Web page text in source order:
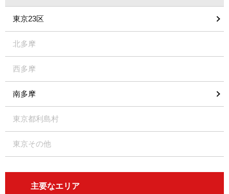
東京23区
北多摩
西多摩
南多摩
東京都利島村
東京その他
主要なエリア